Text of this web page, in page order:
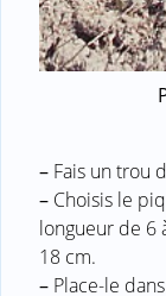
– Fais un trou
– Choisis le
longueur de 6
18 cm.
– Place-le